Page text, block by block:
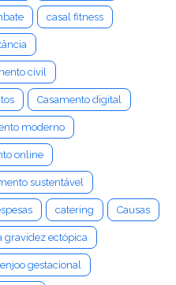
casal fitness
civil
Casamento digital
moderno
online
sustentável
catering Causas
gravidez ectópica
gestacional